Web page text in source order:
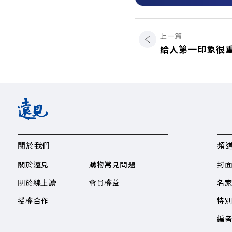
上一篇
給人第一印象很
關於我們
關於遠見
關於線上讀
授權合作
購物常見問題
會員權益
頻
封
名
特
編